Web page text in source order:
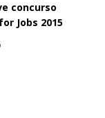
concurso
Jobs 2015